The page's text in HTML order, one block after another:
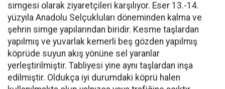
simgesi olarak ziyaretçileri karşılıyor. Eser 13.-14.
yüzyıla Anadolu Selçukluları döneminden kalma ve
şehrin simge yapılarından biridir. Kesme taşlardan
yapılmış ve yuvarlak kemerli beş gözden yapılmış
köprüde suyun akış yönüne sel yaranlar
yerleştirilmiştir. Tabliyesi yine aynı taşlardan inşa
edilmiştir. Oldukça iyi durumdaki köprü halen